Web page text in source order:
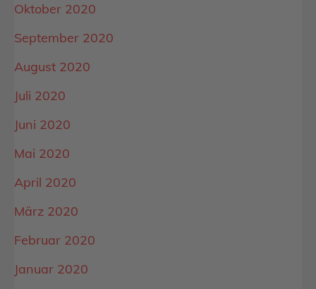
Oktober 2020
September 2020
August 2020
Juli 2020
Juni 2020
Mai 2020
April 2020
März 2020
Februar 2020
Januar 2020